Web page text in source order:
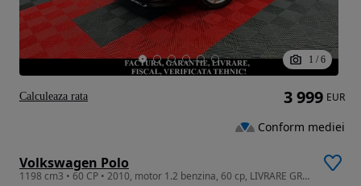
1 / 6
Volkswagen Polo
1198 cm3 • 60 CP • 2010, motor 1.2 benzina, 60 cp, LIVRARE GRATUITA,GARANTIE
3 999 EUR
Conform mediei
Calculeaza rata